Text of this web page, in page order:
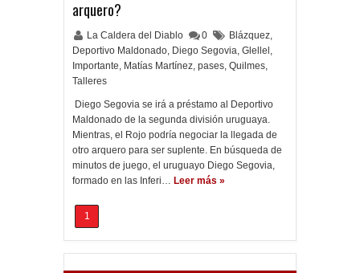
arquero?
La Caldera del Diablo 0 Blázquez,
Deportivo Maldonado, Diego Segovia, Glellel ,
Importante, Matías Martínez, pases, Quilmes,
Talleres
Diego Segovia se irá a préstamo al Deportivo
Maldonado de la segunda división uruguaya.
Mientras, el Rojo podría negociar la llegada de
otro arquero para ser suplente. En búsqueda de
minutos de juego, el uruguayo Diego Segovia,
formado en las Inferi… Leer más »
1